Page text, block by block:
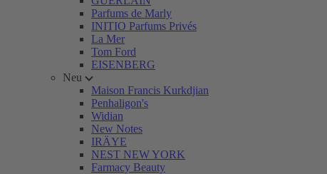
Parfums de Marly
INITIO Parfums Privés
La Mer
Tom Ford
EISENBERG
Neu
Maison Francis Kurkdjian
Penhaligon's
Widian
New Notes
IRÄYE
NEST NEW YORK
Farmacy Beauty